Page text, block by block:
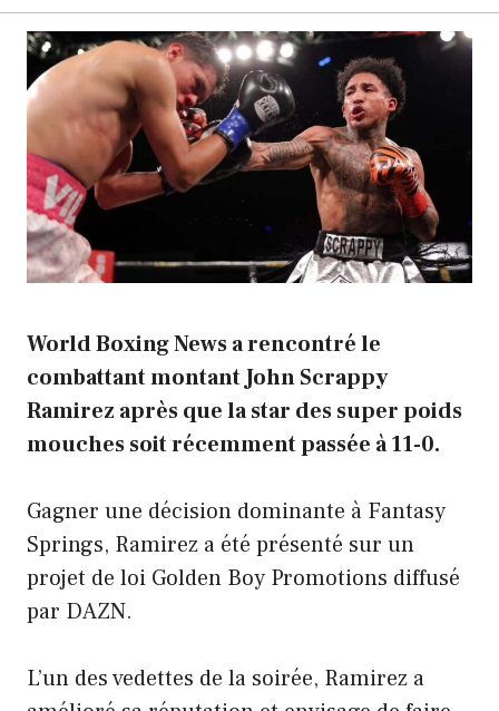
World Boxing News a rencontré le
combattant montant John Scrappy
Ramirez après que la star des super poids
mouches soit récemment passée à 11-0.
Gagner une décision dominante à Fantasy
Springs, Ramirez a été présenté sur un
projet de loi Golden Boy Promotions diffusé
par DAZN.
L’un des vedettes de la soirée, Ramirez a